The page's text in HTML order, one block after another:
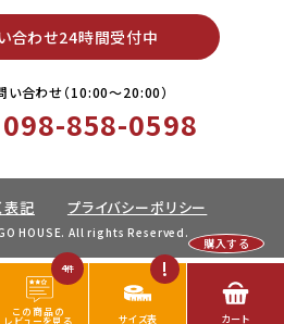
購入する
4件
合わせ24時間受付中
い合わせ（10:00〜20:00）
098-858-0598
表記 プライバシーポリシー
HOUSE. All rights Reserved.